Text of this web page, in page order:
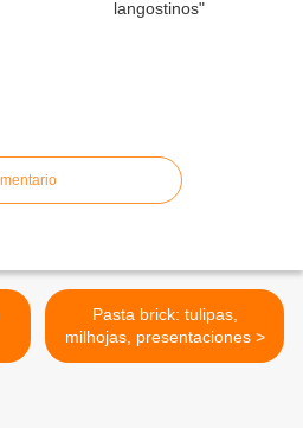
Pasta brick: tulipas,
milhojas, presentaciones >